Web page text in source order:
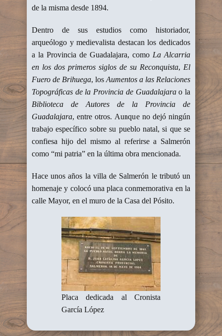
de la misma desde 1894.
Dentro de sus estudios como historiador,
arqueólogo y medievalista destacan los dedicados
a la Provincia de Guadalajara, como La Alcarria
en los dos primeros siglos de su Reconquista, El
Fuero de Brihuega, los Aumentos a las Relaciones
Topográficas de la Provincia de Guadalajarao la
Biblioteca de Autores de la Provincia de
Guadalajara, entre otros. Aunque no dejó ningún
trabajo específico sobre su pueblo natal, si que se
confiesa hijo del mismo al referirse a Salmerón
como “mi patria” en la última obra mencionada.
Hace unos años la villa de Salmerón le tributó un
homenaje y colocó una placa conmemorativa en la
calle Mayor, en el muro de la Casa del Pósito.
Placa dedicada al Cronista
García López